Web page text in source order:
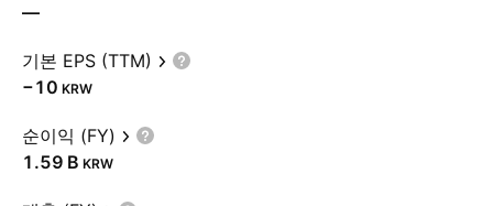
—
기본 EPS (TTM)
−10 KRW
순이익 (FY)
‪1.59 B‬ KRW